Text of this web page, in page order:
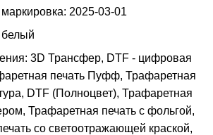
2025-03-01
белый
3D Трансфер, DTF - цифровая
печать Пуфф, Трафаретная
DTF (Полноцвет), Трафаретная
Трафаретная печать с фольгой,
со светоотражающей краской,